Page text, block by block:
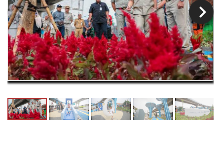
chevron_right
chevron_left